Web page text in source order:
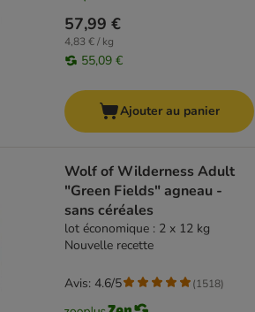
57,99 €
4,83 € / kg
55,09 €
Ajouter au panier
Wolf of Wilderness Adult
"Green Fields" agneau -
sans céréales
lot économique : 2 x 12 kg
Nouvelle recette
Avis: 4.6/5 (1518)